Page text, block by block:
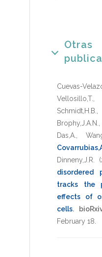
Otras
Cuevas-
Vellosillo,T.
Schmidt,H.B.
Brophy,J.A.N.
Das,A.
Dinneny,J.R.
disordered
tracks the
effects of
cells.
February 18